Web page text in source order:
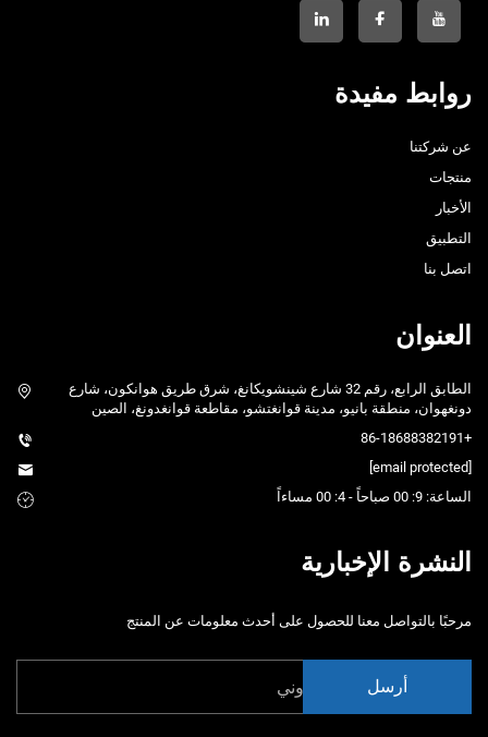
روابط مفيدة
عن شركتنا
منتجات
الأخبار
التطبيق
اتصل بنا
العنوان
الطابق الرابع، رقم 32 شارع شينشويكانغ، شرق طريق هوانكون، شارع
دونغهوان، منطقة بانيو، مدينة قوانغتشو، مقاطعة قوانغدونغ، الصين
+86-18688382191
الساعة: 9: 00 صباحاً - 4: 00 مساءاً
النشرة الإخبارية
مرحبًا بالتواصل معنا للحصول على أحدث معلومات عن المنتج
أرسل